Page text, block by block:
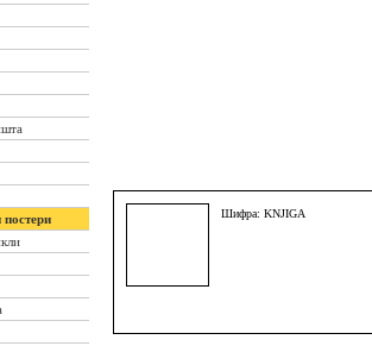
постери
Шифра: KNJIGA